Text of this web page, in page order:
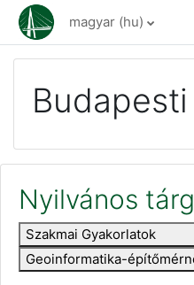
Tovább a fő tartalomhoz
magyar ‎(hu)‎
Nyilvános
Szakmai Gyakorlatok
Geoinformatika-